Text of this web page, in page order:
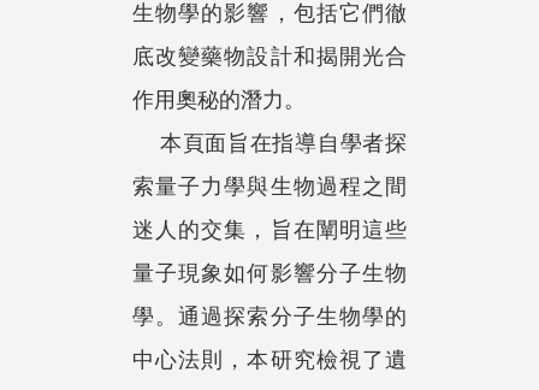
生物學的影響，包括它們徹
底改變藥物設計和揭開光合
作用奧秘的潛力。
​ 本頁面旨在指導自學者探
索量子力學與生物過程之間
迷人的交集，旨在闡明這些
量子現象如何影響分子生物
學。通過探索分子生物學的
中心法則，本研究檢視了遺